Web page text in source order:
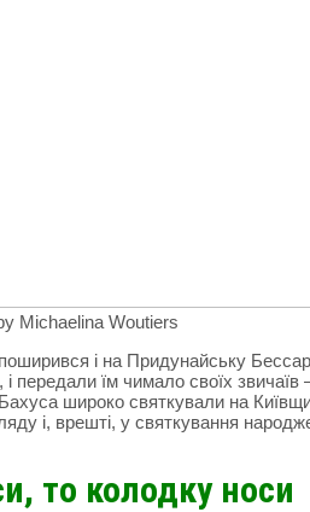
Michaelina Woutiers
і на Придунайську
передали їм чимало своїх
широко святкували на
і, врешті, у святкування
то колодку носи